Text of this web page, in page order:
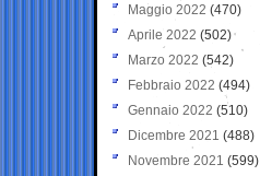
Maggio 2022 (470)
Aprile 2022 (502)
Marzo 2022 (542)
Febbraio 2022 (494)
Gennaio 2022 (510)
Dicembre 2021 (488)
Novembre 2021 (599)